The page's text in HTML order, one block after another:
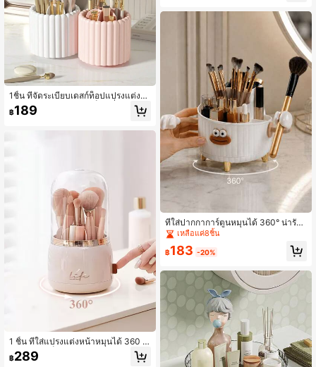
1ชิ้น ที่จัดระเบียบเดสก์ท็อปแปรงแต่งห
น้าหมุนได้ 360°, กล่องเก็บเครื่องสำอาง
ความจุขนาดใหญ่สำหรับโต๊ะเครื่องแป้
฿189
1 ชิ้น ที่ใส่แปรงแต่งหน้าหมุนได้ 360 อ
งศา, กล่องเก็บลิปสติกและดินสอพร้อมฝ
าปิด, ที่จัดระเบียบเดสก์ท็อปสร้างสรรค์,
฿289
ที่ใส่ปากกาการ์ตูนหมุนได้ 360° น่ารัก
ตลกสำหรับนักเรียน ดีไซน์หลายช่อง กล่
องเก็บเครื่องสำอางการ์ตูน เหมาะสำหรั
บห้องน้ำ โต๊ะเครื่องแป้ง ห้องนอน อ่างล้
ติก ลิปกลอส แปรงแต่งหน้า ดินสอเขียน
คิ้ว อายไลเนอร์ มาสคาร่า ฯลฯ มือเล็กส
ามารถติดได้อิสระ DIY ไส้กรอกปากสร้า
งสรรค์ ที่จัดเก็บเครื่องสำอาง
เหลือแค่8ชิ้น
฿183 -20%